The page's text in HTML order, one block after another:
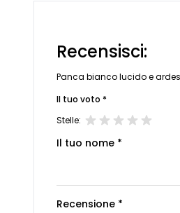
Recensisci:
Panca bianco lucido e
Il tuo voto *
Stelle:
Il tuo nome *
Recensione *